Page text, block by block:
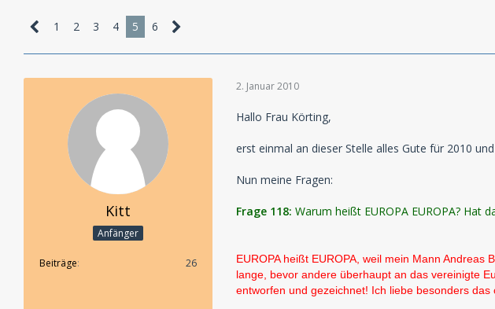
1 2 3 4 5 6
Kitt
Anfänger
Beiträge 26
2. Januar 2010
Hallo Frau Körting,
erst einmal an dieser Stelle alles Gute für 2010
Nun meine Fragen:
Frage 118: Warum heißt EUROPA EUROPA? Hat
EUROPA heißt EUROPA, weil mein Mann
lange, bevor andere überhaupt an das vereinigte
entworfen und gezeichnet! Ich liebe besonders das